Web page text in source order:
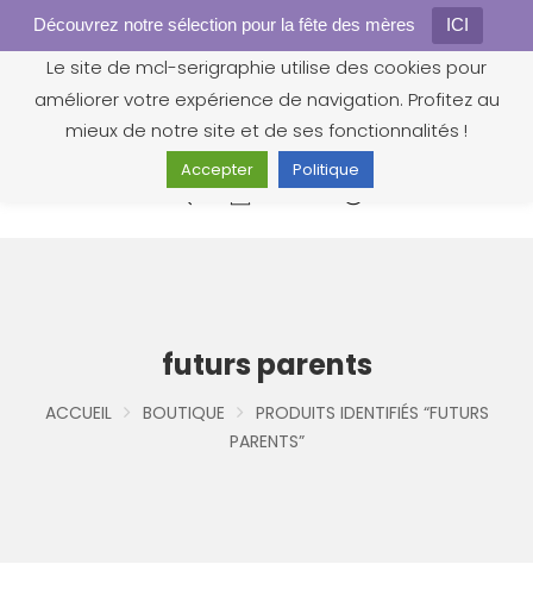
Découvrez notre sélection pour la fête des mères ICI
0
futurs parents
ACCUEIL BOUTIQUE
PRODUITS IDENTIFIÉS “FUTURS
PARENTS”
Gestion des cookies
Le site de mcl-serigraphie utilise des cookies pour
améliorer votre expérience de navigation. Profitez au
mieux de notre site et de ses fonctionnalités !
Accepter Politique